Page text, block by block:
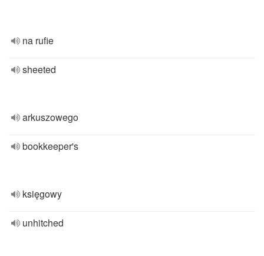
na rufie
sheeted
arkuszowego
bookkeeper's
księgowy
unhitched